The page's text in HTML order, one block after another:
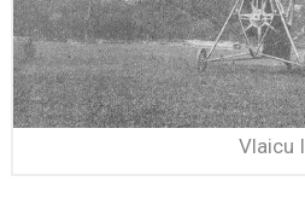
Vlaicu I